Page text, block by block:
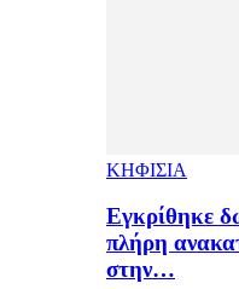
ΚΗΦΙΣΙΑ
Εγκρίθηκε
πλήρη
στην…